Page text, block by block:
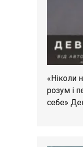
«Ніколи
розум і
себе»